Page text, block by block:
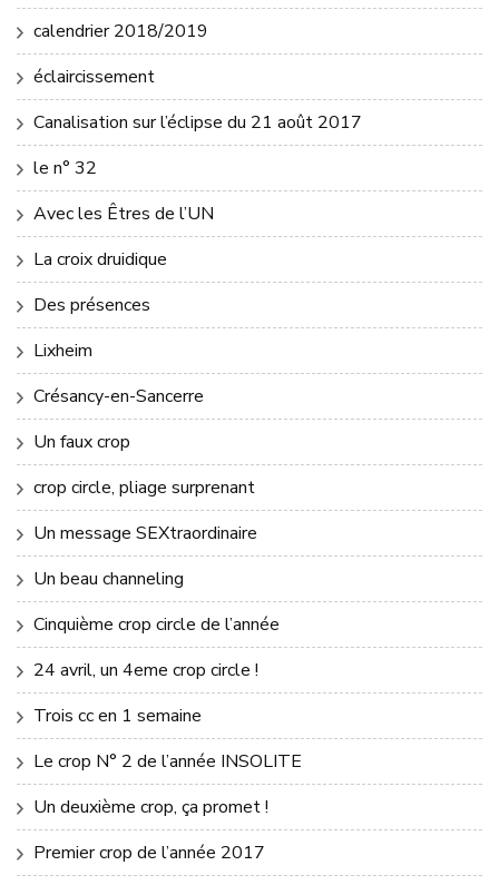
calendrier 2018/2019
éclaircissement
Canalisation sur l’éclipse du 21 août 2017
le n° 32
Avec les Êtres de l’UN
La croix druidique
Des présences
Lixheim
Crésancy-en-Sancerre
Un faux crop
crop circle, pliage surprenant
Un message SEXtraordinaire
Un beau channeling
Cinquième crop circle de l’année
24 avril, un 4eme crop circle !
Trois cc en 1 semaine
Le crop N° 2 de l’année INSOLITE
Un deuxième crop, ça promet !
Premier crop de l’année 2017